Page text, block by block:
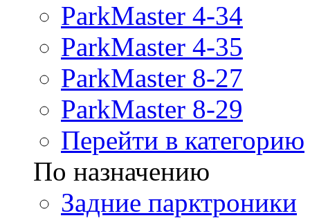
ParkMaster 4-34
ParkMaster 4-35
ParkMaster 8-27
ParkMaster 8-29
Перейти в категорию
По назначению
Задние парктроники